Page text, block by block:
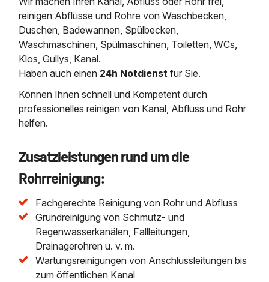
reinigen Abflüsse und Rohre von Waschbecken,
Duschen, Badewannen, Spülbecken,
Waschmaschinen, Spülmaschinen, Toiletten, WCs,
Klos, Gullys, Kanal.
Haben auch einen 24h Notdienst für Sie.
Können Ihnen schnell und Kompetent durch
professionelles reinigen von Kanal, Abfluss und Rohr
helfen.
Zusatzleistungen rund um die
Rohrreinigung:
Fachgerechte Reinigung von Rohr und Abfluss
Grundreinigung von Schmutz- und
Regenwasserkanälen, Fallleitungen,
Drainagerohren u. v. m.
Wartungsreinigungen von Anschlussleitungen bis
zum öffentlichen Kanal